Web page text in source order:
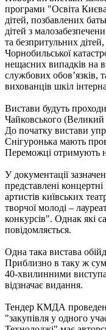
програми "Освіта
дітей, позбавлених
дітей з
та безпритульних дітей,
Чорнобильської
нещасних випадків на
службових обов’язків,
вихованців шкіл
Вистави будуть
Чайковського (Великий
До початку вистави
Снігуронька мають
Переможці отримують
У документації
представлені
артистів київських
творчої молоді –
конкурсів". Однак які
повідомляється.
Одна така вистава
Приблизно в таку ж
40-хвилинними
відзначає видання.
Тендер КМДА
"закупівля у одного